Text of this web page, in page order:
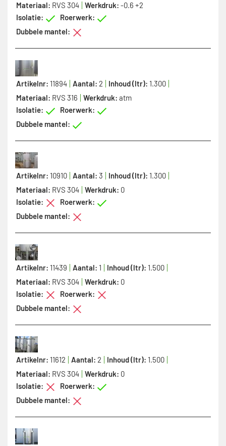
Materiaal: RVS 304 Werkdruk: -0.6 +2
Isolatie:
Roerwerk:
Dubbele mantel:
Artikelnr: 11894 Aantal: 2 Inhoud (ltr): 1.300
Materiaal: RVS 316 Werkdruk: atm
Isolatie:
Roerwerk:
Dubbele mantel:
Artikelnr: 10910 Aantal: 3 Inhoud (ltr): 1.300
Materiaal: RVS 304 Werkdruk: 0
Isolatie:
Roerwerk:
Dubbele mantel:
Artikelnr: 11439 Aantal: 1 Inhoud (ltr): 1.500
Materiaal: RVS 304 Werkdruk: 0
Isolatie:
Roerwerk:
Dubbele mantel:
Artikelnr: 11612 Aantal: 2 Inhoud (ltr): 1.500
Materiaal: RVS 304 Werkdruk: 0
Isolatie:
Roerwerk:
Dubbele mantel: